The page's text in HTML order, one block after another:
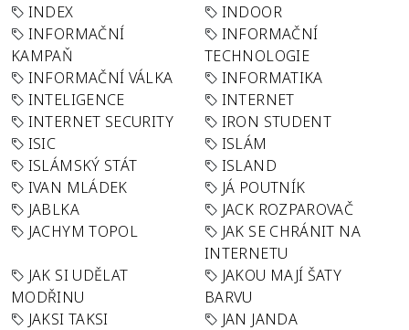
INDEX
INDOOR
INFORMAČNÍ
KAMPAŇ
INFORMAČNÍ
TECHNOLOGIE
INFORMAČNÍ VÁLKA
INFORMATIKA
INTELIGENCE
INTERNET
INTERNET SECURITY
IRON STUDENT
ISIC
ISLÁM
ISLÁMSKÝ STÁT
ISLAND
IVAN MLÁDEK
JÁ POUTNÍK
JABLKA
JACK ROZPAROVAČ
JACHYM TOPOL
JAK SE CHRÁNIT NA
INTERNETU
JAK SI UDĚLAT
MODŘINU
JAKOU MAJÍ ŠATY
BARVU
JAKSI TAKSI
JAN JANDA